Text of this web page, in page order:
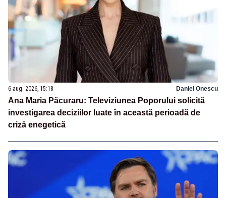
6 aug. 2026, 15:18 Daniel Onescu
Ana Maria Păcuraru: Televiziunea Poporului solicită
investigarea deciziilor luate în această perioadă de
criză enegetică